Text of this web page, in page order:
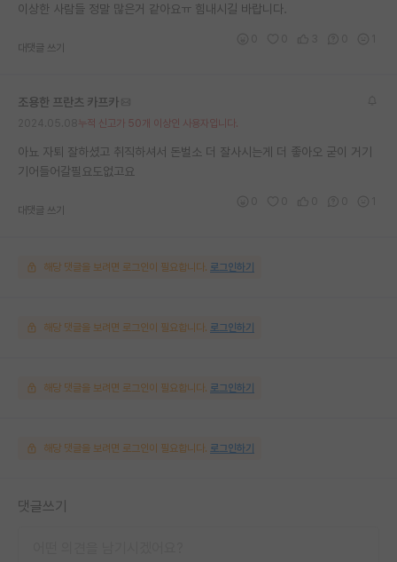
이상한 사람들 정말 많은거 같아요ㅠ 힘내시길 바랍니다.
대댓글 쓰기
조용한 프란츠 카프카
누적 신고가 50개 이상인 사용자입니다.
아뇨 자퇴 잘하셨고 취직하셔서 돈벌소 더 잘사시는게 더 좋아오 굳이 거기
기어들어갈필요도없고요
대댓글 쓰기
해당 댓글을 보려면 로그인이 필요합니다. 로그인하기
해당 댓글을 보려면 로그인이 필요합니다. 로그인하기
해당 댓글을 보려면 로그인이 필요합니다. 로그인하기
해당 댓글을 보려면 로그인이 필요합니다. 로그인하기
댓글쓰기